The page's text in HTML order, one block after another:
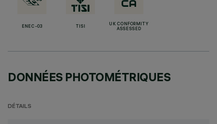
ENEC-03 TISI
UK CONFORMITY
ASSESSED
DONNÉES PHOTOMÉTRIQUES
DÉTAILS